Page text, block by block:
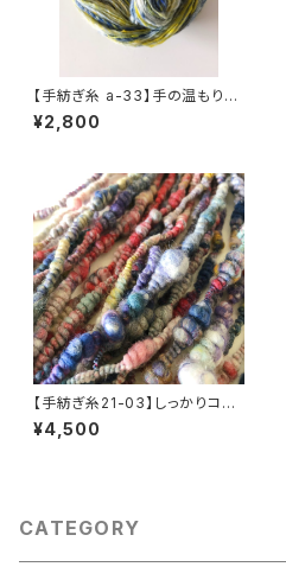
【手紡ぎ糸 a-33】手の温もりを
味わう手紡ぎ糸。 メリノウール1
00%
¥2,800
【手紡ぎ糸21-03】しっかりコイ
ル不思議な色
¥4,500
CATEGORY